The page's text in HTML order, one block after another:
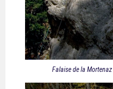
Falaise de la